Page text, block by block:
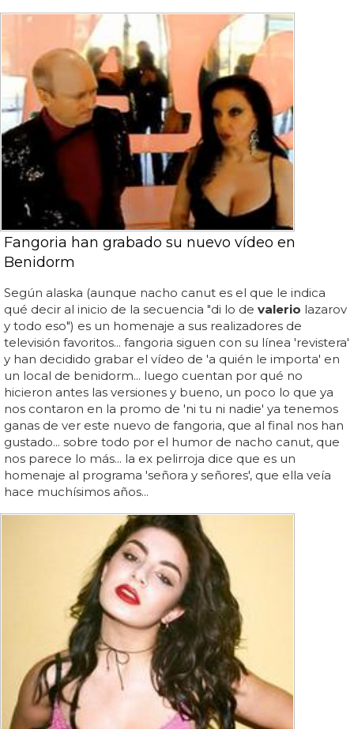
Fangoria han grabado su nuevo vídeo en
Benidorm
Según alaska (aunque nacho canut es el que le indica
qué decir al inicio de la secuencia "di lo de valerio lazarov
y todo eso") es un homenaje a sus realizadores de
televisión favoritos... fangoria siguen con su línea 'revistera'
y han decidido grabar el vídeo de 'a quién le importa' en
un local de benidorm... luego cuentan por qué no
hicieron antes las versiones y bueno, un poco lo que ya
nos contaron en la promo de 'ni tu ni nadie' ya tenemos
ganas de ver este nuevo de fangoria, que al final nos han
gustado... sobre todo por el humor de nacho canut, que
nos parece lo más... la ex pelirroja dice que es un
homenaje al programa 'señora y señores', que ella veía
hace muchísimos años...